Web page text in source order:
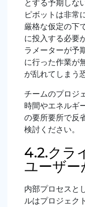
とする予期しな
ピボットは非常
厳格な仮定の下
に投入する必要
ラメーターが予
に行った作業が
が乱れてしまう
チームのプロジ
時間やエネルギ
の要所要所で反
検討ください。
4.2.クラ
ユーザー
内部プロセスと
ルはプロジェク